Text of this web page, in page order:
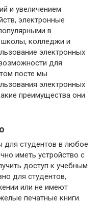
и увеличением
электронные
в
школы, колледжи и
электронных
для
посте мы
электронных
преимущества они
для студентов в любое
иметь устройство с
доступ к учебным
для студентов,
или не имеют
печатные книги.